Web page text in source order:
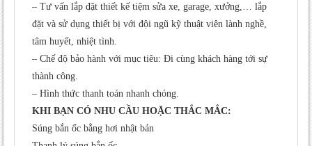
– Tư vấn lắp đặt thiết kế tiệm sửa xe, garage, xưởng,… lắp
đặt và sử dụng thiết bị với đội ngũ kỹ thuật viên lành nghề,
tâm huyết, nhiệt tình.
– Chế độ bảo hành với mục tiêu: Đi cùng khách hàng tới sự
thành công.
– Hình thức thanh toán nhanh chóng.
KHI BẠN CÓ NHU CẦU HOẶC THẮC MẮC:
Súng bắn ốc bằng hơi nhật bản